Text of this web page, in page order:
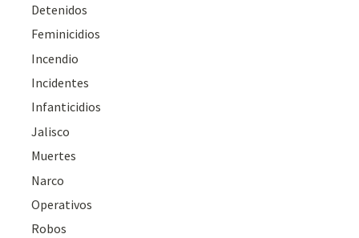
Detenidos
Feminicidios
Incendio
Incidentes
Infanticidios
Jalisco
Muertes
Narco
Operativos
Robos